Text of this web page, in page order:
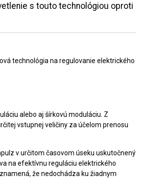
s touto technológiou oproti
technológia na regulovanie elektrického
alebo aj šírkovú moduláciu. Z
vstupnej veličiny za účelom prenosu
v určitom časovom úseku uskutočnený
na efektívnu reguláciu elektrického
že nedochádza ku žiadnym